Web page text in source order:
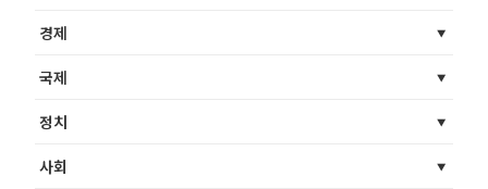
경제
국제
정치
사회